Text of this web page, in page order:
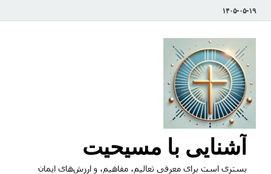
۱۴۰۵-۰۵-۱۹
آشنایی با مسیحیت
بستری است برای معرفی تعالیم، مفاهیم، و ارزش‌های ایمان